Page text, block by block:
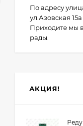
По адресу
ул.Азовская 15а
Приходите мы
рады.
АКЦИЯ!